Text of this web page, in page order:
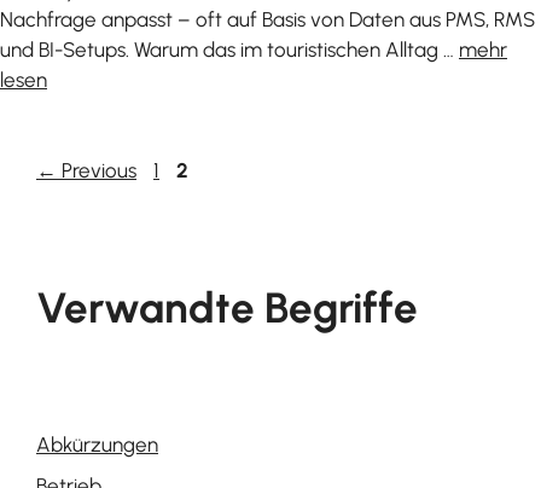
Nachfrage anpasst – oft auf Basis von Daten aus PMS, RMS
und BI-Setups. Warum das im touristischen Alltag … mehr
lesen
← Previous Page
1 Page
2
Verwandte Begriffe
Abkürzungen